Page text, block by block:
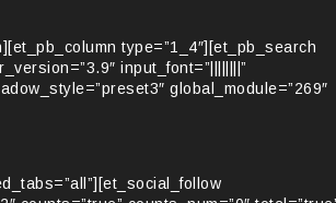
type=”1_4″][et_pb_search
input_font=”||||||||”
global_module=”269″